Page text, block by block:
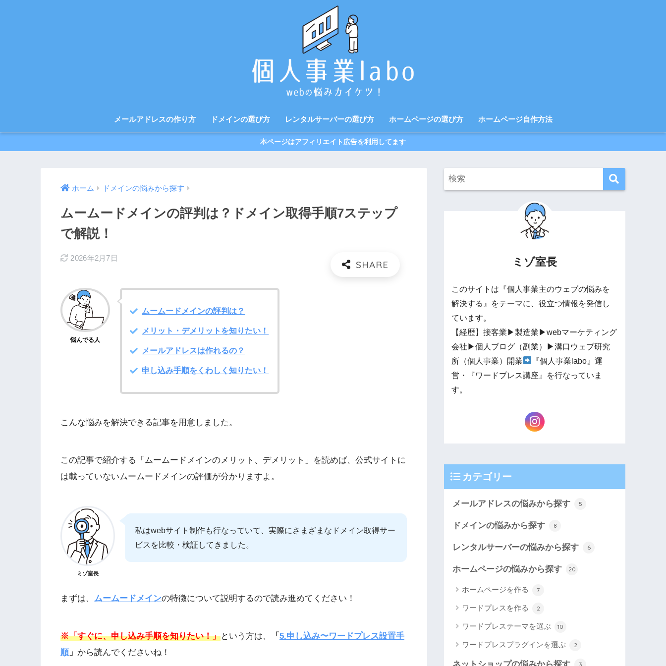
メールアドレスの作り方 ドメインの選び方 レンタルサーバーの選び方 ホームページの選び方 ホームページ自作方法
本ページはアフィリエイト広告を利用してます
ホーム ドメインの悩みから探す
ムームードメインの評判は？ドメイン取得手順7ステップ
で解説！
2026年2月7日
悩んでる人
ムームードメインの評判は？
メリット・デメリットを知りたい！
メールアドレスは作れるの？
申し込み手順をくわしく知りたい！
こんな悩みを解決できる記事を用意しました。
この記事で紹介する「ムームードメインのメリット、デメリット」を読めば、公式サイトに
は載っていないムームードメインの評価が分かりますよ。
ミゾ室長
私はwebサイト制作も行なっていて、実際にさまざまなドメイン取得サー
ビスを比較・検証してきました。
まずは、 ムームードメインの特徴について説明するので読み進めてください！
※「すぐに、申し込み手順を知りたい！」という方は、 「 5.申し込み〜ワードプレス設置手
順」 から読んでくださいね！
ミゾ室長
このサイトは『個人事業主のウェブの悩みを
解決する』をテーマに、役立つ情報を発信し
ています。
【経歴】接客業▶︎製造業▶︎webマーケティング
会社▶︎個人ブログ（副業）▶︎溝口ウェブ研究
所（個人事業）開業
『個人事業labo』運
営・『ワードプレス講座』を行なっていま
す。
カテゴリー
メールアドレスの悩みから探す 5
ドメインの悩みから探す 8
レンタルサーバーの悩みから探す 6
ホームページの悩みから探す 20
ホームページを作る 7
ワードプレスを作る 2
ワードプレステーマを選ぶ 10
ワードプレスプラグインを選ぶ 2
3